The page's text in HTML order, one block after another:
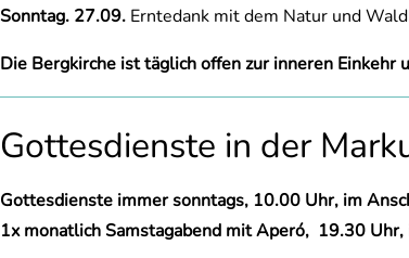
Sonntag. 27.09. Erntedank mit dem Natur und
Die Bergkirche ist täglich offen zur inneren Einkehr
Gottesdienste in der
Gottesdienste immer sonntags, 10.00 Uhr, im
1x monatlich Samstagabend mit Aperó, 19.30